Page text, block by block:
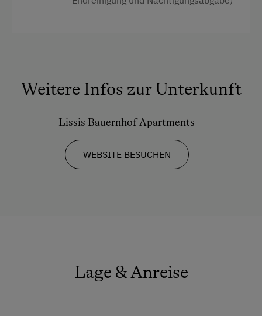
Weitere Infos zur Unterkunft
Lissis Bauernhof Apartments
WEBSITE BESUCHEN
Lage & Anreise